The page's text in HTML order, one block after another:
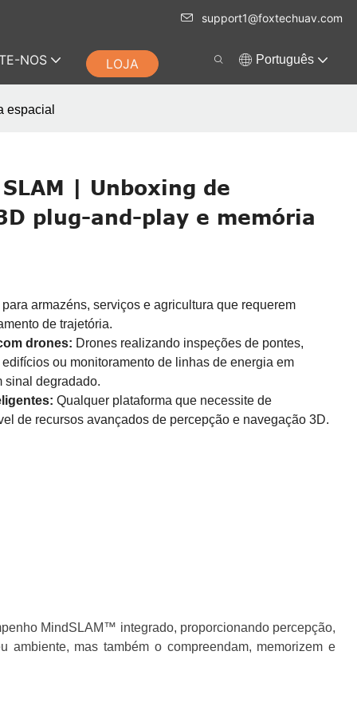
support1@foxtechuav.com
NOS LOJA Português
espacial
| Unboxing de
plug-and-play e memória
para armazéns, serviços e agricultura que requerem
de trajetória.
drones: Drones realizando inspeções de pontes,
ou monitoramento de linhas de energia em
sinal degradado.
Qualquer plataforma que necessite de
de recursos avançados de percepção e navegação 3D.
MindSLAM™ integrado, proporcionando percepção,
mas também o compreendam, memorizem e